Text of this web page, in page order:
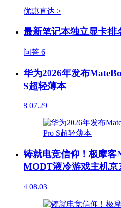
优惠直达 >
最新笔记本独立显卡排
问答 6
华为2026年发布
S超轻薄本
8 07.29
铸就电竞信仰！极摩客
MODT液冷游戏主机京
4 08.03